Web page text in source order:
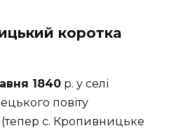
коротка
1840 р. у селі
повіту
(тепер с. Кропивницьке